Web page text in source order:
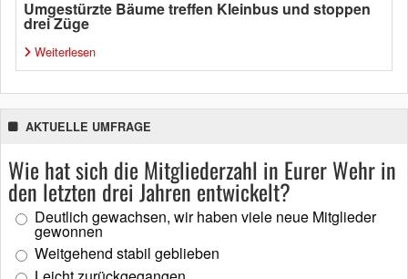
Umgestürzte Bäume treffen Kleinbus und stoppen
drei Züge
Weiterlesen
AKTUELLE UMFRAGE
Wie hat sich die Mitgliederzahl in Eurer Wehr in
den letzten drei Jahren entwickelt?
Deutlich gewachsen, wir haben viele neue Mitglieder
gewonnen
Weitgehend stabil geblieben